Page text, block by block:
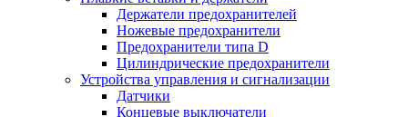
Держатели предохранителей
Ножевые предохранители
Предохранители типа D
Цилиндрические предохранители
Устройства управления и сигнализации
Датчики
Концевые выключатели